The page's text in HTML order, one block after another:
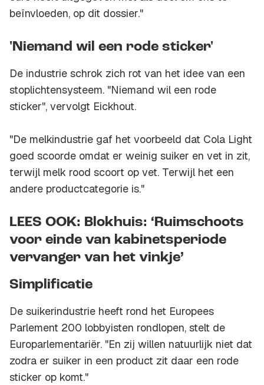
beïnvloeden, op dit dossier."
'Niemand wil een rode sticker'
De industrie schrok zich rot van het idee van een
stoplichtensysteem. "Niemand wil een rode
sticker", vervolgt Eickhout.
"De melkindustrie gaf het voorbeeld dat Cola Light
goed scoorde omdat er weinig suiker en vet in zit,
terwijl melk rood scoort op vet. Terwijl het een
andere productcategorie is."
LEES OOK: Blokhuis: ‘Ruimschoots
voor einde van kabinetsperiode
vervanger van het vinkje’
Simplificatie
De suikerindustrie heeft rond het Europees
Parlement 200 lobbyisten rondlopen, stelt de
Europarlementariër. "En zij willen natuurlijk niet dat
zodra er suiker in een product zit daar een rode
sticker op komt."